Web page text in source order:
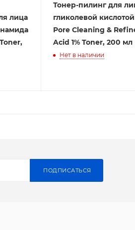
лица
Тонер-пилинг для
гликолевой
Pore Cleaning &
Acid 1% Toner, 200 мл
Нет в наличии
ПОДПИСАТЬСЯ